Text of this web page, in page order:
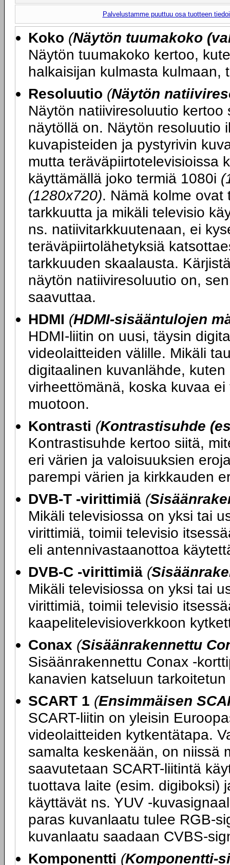
Palvelustamme puuttuu osa tuotteen
Koko (Näytön tuumakoko
Näytön tuumakoko kertoo,
halkaisijan kulmasta kulmaan,
Resoluutio (Näytön
Näytön natiiviresoluutio
näytöllä on. Näytön resoluutio
kuvapisteiden ja pystyrivin
mutta teräväpiirtotelevisioissa
käyttämällä joko termiä 1080i
(1280x720). Nämä kolme ovat
tarkkuutta ja mikäli televisio
ns. natiivitarkkuutenaan, ei
teräväpiirtolähetyksiä
tarkkuuden skaalausta.
näytön natiiviresoluutio on,
saavuttaa.
HDMI (HDMI-sisääntulojen
HDMI-liitin on uusi, täysin
videolaitteiden välille. Mikäli
digitaalinen kuvanlähde,
virheettömänä, koska kuvaa
muotoon.
Kontrasti (Kontrastisuhde
Kontrastisuhde kertoo siitä,
eri värien ja valoisuuksien
parempi värien ja kirkkauden
DVB-T -virittimiä (
Mikäli televisiossa on yksi tai
virittimiä, toimii televisio
eli antennivastaanottoa
DVB-C -virittimiä (
Mikäli televisiossa on yksi tai
virittimiä, toimii televisio
kaapelitelevisioverkkoon
Conax (Sisäänrakennettu
Sisäänrakennettu Conax -
kanavien katseluun
SCART 1 (Ensimmäisen
SCART-liitin on yleisin
videolaitteiden kytkentätapa.
samalta keskenään, on niissä
saavutetaan SCART-liitintä
tuottava laite (esim. digiboksi)
käyttävät ns. YUV -
paras kuvanlaatu tulee RGB-
kuvanlaatu saadaan CVBS-
Komponentti (Komponentti-